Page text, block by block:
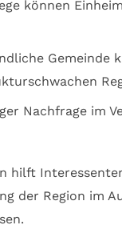
können
Gemeinde
Nachfrage im
hilft
der Region im